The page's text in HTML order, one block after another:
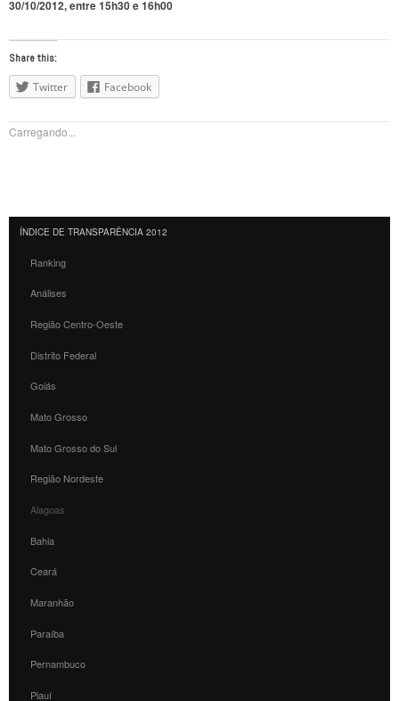
30/10/2012, entre 15h30 e 16h00
Share this:
Twitter Facebook
Carregando...
ÍNDICE DE TRANSPARÊNCIA 2012
Ranking
Análises
Região Centro-Oeste
Distrito Federal
Goiás
Mato Grosso
Mato Grosso do Sul
Região Nordeste
Alagoas
Bahia
Ceará
Maranhão
Paraíba
Pernambuco
Piauí